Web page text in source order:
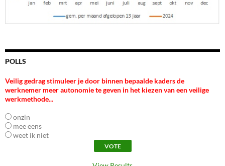
POLLS
Veilig gedrag stimuleer je door binnen bepaalde kaders de
werknemer meer autonomie te geven in het kiezen van een veilige
werkmethode...
onzin
mee eens
weet ik niet